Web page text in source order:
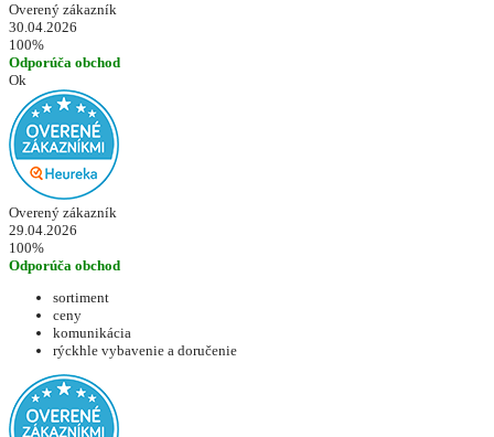
Overený zákazník
30.04.2026
100%
Odporúča obchod
Ok
Overený zákazník
29.04.2026
100%
Odporúča obchod
sortiment
ceny
komunikácia
rýckhle vybavenie a doručenie